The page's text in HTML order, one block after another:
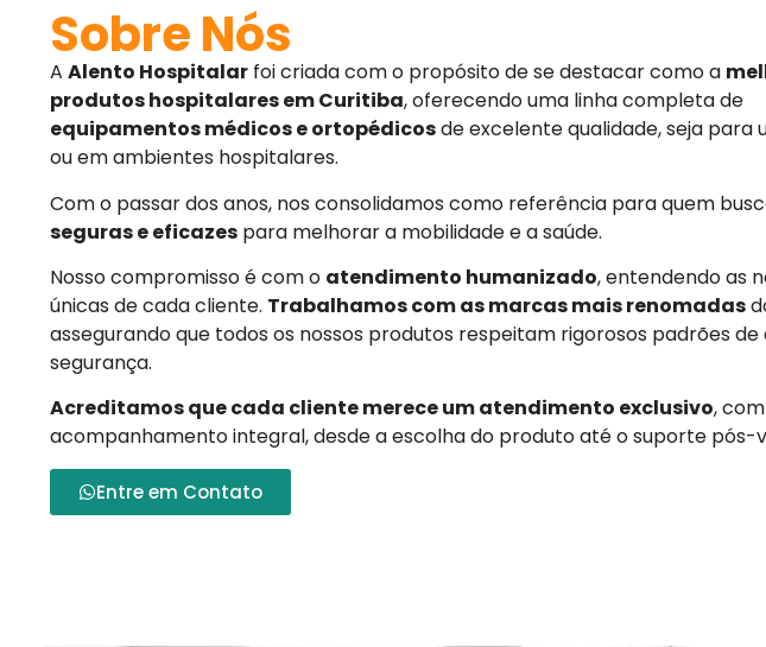
Sobre Nós
A Alento Hospitalar foi criada com o propósito de se destacar como a
produtos hospitalares em Curitiba, oferecendo uma linha completa de
equipamentos médicos e ortopédicosde excelente qualidade, seja para
ou em ambientes hospitalares.
Com o passar dos anos, nos consolidamos como referência para quem
seguras e eficazes para melhorar a mobilidade e a saúde.
Nosso compromisso é com o atendimento humanizado, entendendo as
únicas de cada cliente. Trabalhamos com as marcas mais renomadas
assegurando que todos os nossos produtos respeitam rigorosos padrões de
segurança.
Acreditamos que cada cliente merece um atendimento exclusivo, com
acompanhamento integral, desde a escolha do produto até o suporte pós-
Entre em Contato